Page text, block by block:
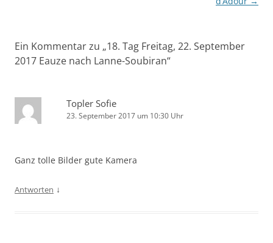
Ein Kommentar zu „18. Tag Freitag, 22. September
2017 Eauze nach Lanne-Soubiran“
Topler Sofie
23. September 2017 um 10:30 Uhr
Ganz tolle Bilder gute Kamera
Antworten ↓